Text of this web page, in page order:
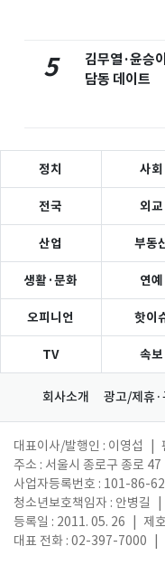
5
김무열·윤승
담동 데이트
정치 사회
전국 외교
산업 부동
생활·문화 연예
오피니언 핫이
TV 속보
회사소개 광고/제휴·
대표이사/발행인 : 이영섭
주소 : 서울시 종로구 종로
사업자등록번호 : 101-86-
청소년보호책임자 : 안병길
등록일 : 2011. 05. 26
제
대표 전화 : 02-397-7000